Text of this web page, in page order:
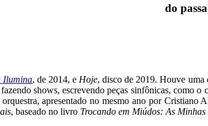
do
Ilumina, de 2014, e Hoje, disco de 2019. Houve uma
shows, escrevendo peças sinfônicas, como
apresentado no mesmo ano por
, baseado no livro Trocando em Miúdos: As Minhas